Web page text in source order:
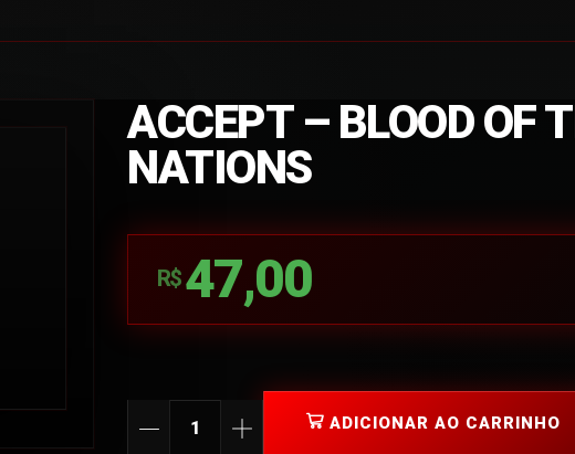
ACCEPT – BLOOD OF
NATIONS
R$ 47,00
ADICIONAR AO CARRINHO